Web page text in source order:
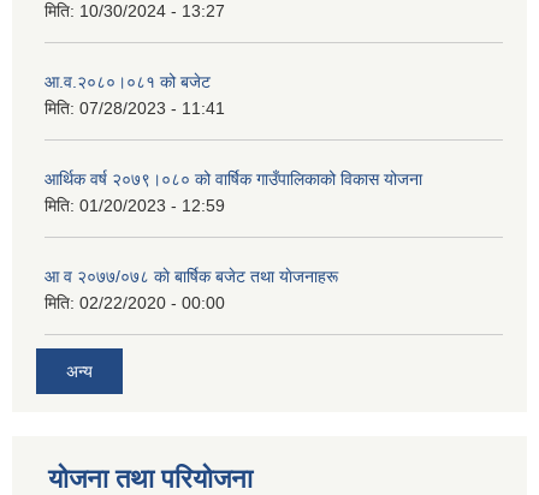
मिति: 10/30/2024 - 13:27
आ.व.२०८०।०८१ को बजेट
मिति: 07/28/2023 - 11:41
आर्थिक वर्ष २०७९।०८० को वार्षिक गाउँपालिकाको विकास योजना
मिति: 01/20/2023 - 12:59
आ व २०७७/०७८ काे बार्षिक बजेट तथा याेजनाहरू
मिति: 02/22/2020 - 00:00
अन्य
योजना तथा परियोजना